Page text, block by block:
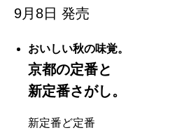
9月8日 発売
おいしい秋の味覚。
京都の定番と
新定番さがし。
新定番ど定番